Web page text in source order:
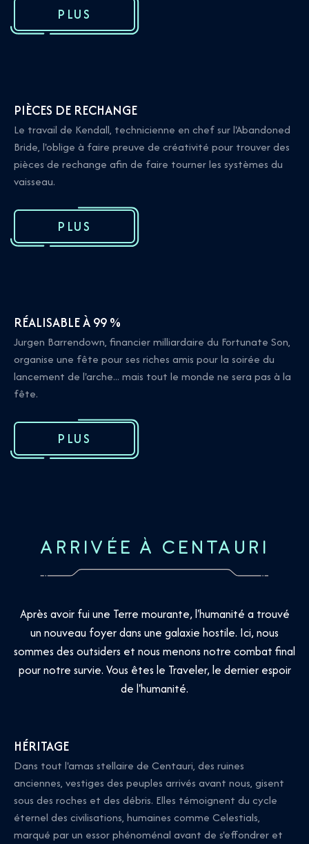
PLUS
PIÈCES DE RECHANGE
Le travail de Kendall, technicienne en chef sur l'Abandoned
Bride, l'oblige à faire preuve de créativité pour trouver des
pièces de rechange afin de faire tourner les systèmes du
vaisseau.
PLUS
RÉALISABLE À 99 %
Jurgen Barrendown, financier milliardaire du Fortunate Son,
organise une fête pour ses riches amis pour la soirée du
lancement de l'arche... mais tout le monde ne sera pas à la
fête.
PLUS
ARRIVÉE À CENTAURI
Après avoir fui une Terre mourante, l'humanité a trouvé
un nouveau foyer dans une galaxie hostile. Ici, nous
sommes des outsiders et nous menons notre combat final
pour notre survie. Vous êtes le Traveler, le dernier espoir
de l'humanité.
HÉRITAGE
Dans tout l'amas stellaire de Centauri, des ruines
anciennes, vestiges des peuples arrivés avant nous, gisent
sous des roches et des débris. Elles témoignent du cycle
éternel des civilisations, humaines comme Celestials,
marqué par un essor phénoménal avant de s'effondrer et